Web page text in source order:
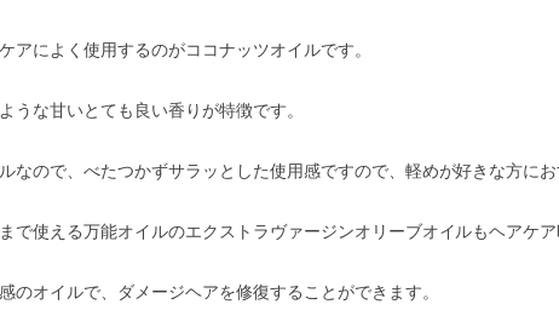
アによく使用するのがココナッツオイルです。
うな甘いとても良い香りが特徴です。
なので、べたつかずサラッとした使用感ですので、軽めが好きな方にお
で使える万能オイルのエクストラヴァージンオリーブオイルもヘアケア
のオイルで、ダメージヘアを修復することができます。